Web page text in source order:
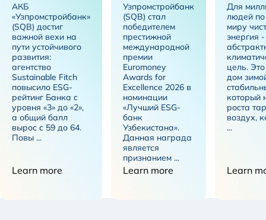
до уровня «2»
АКБ
«Узпромстройбанк»
(SQB) достиг
важной вехи на
пути устойчивого
развития:
агентство
Sustainable Fitch
повысило ESG-
рейтинг Банка с
уровня «3» до «2»,
а общий балл
вырос с 59 до 64.
Повы ...
Learn more
Узпромстройбанк
(SQB) стал
победителем
престижной
международной
премии
Euromoney
Awards for
Excellence 2026 в
номинации
«Лучший ESG-
банк
Узбекистана».
Данная награда
является
признанием ...
Learn more
Для
людей
миру
энергия
цель.
дом
который
роста
воздух,
...
Learn